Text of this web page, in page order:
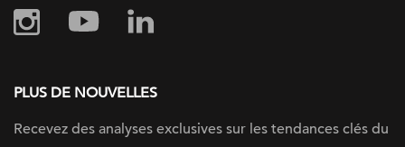
PLUS DE NOUVELLES
Recevez des analyses exclusives sur les tendances clés du